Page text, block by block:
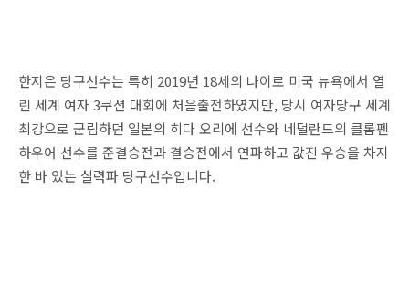
한지은 당구선수는 특히 2019년 18세의 나이로 미국 뉴욕에서 열
린 세계 여자 3쿠션 대회에 처음출전하였지만, 당시 여자당구 세계
최강으로 군림하던 일본의 히다 오리에 선수와 네덜란드의 클롬펜
하우어 선수를 준결승전과 결승전에서 연파하고 값진 우승을 차지
한 바 있는 실력파 당구선수입니다.